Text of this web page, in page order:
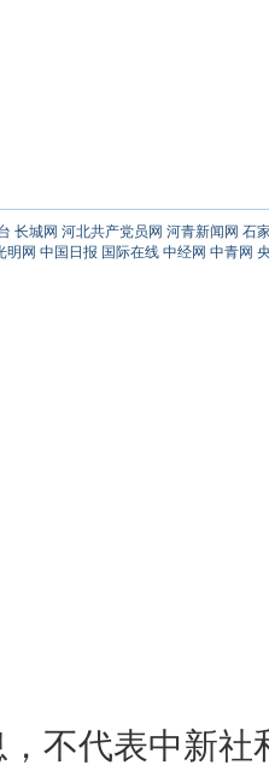
长城网 河北共产党员网 河青新闻网 石
明网 中国日报 国际在线 中经网 中青网
不代表中新